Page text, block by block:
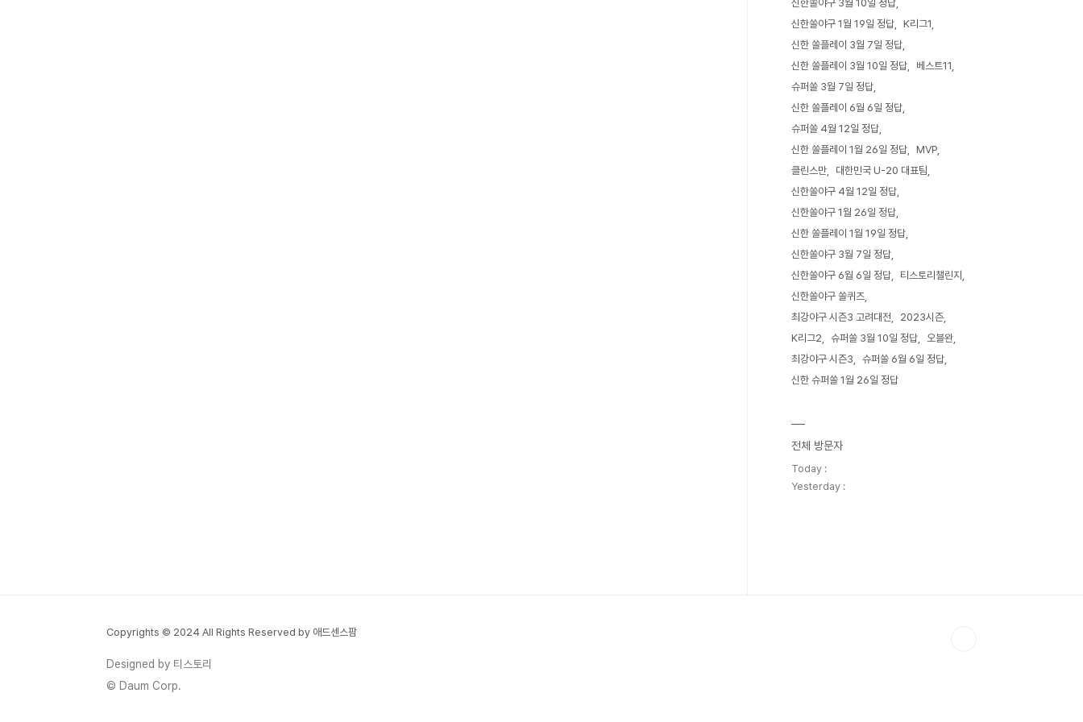
신한쏠야구 3월 10일 정답
신한쏠야구 1월 19일 정답
K리그1
신한 쏠플레이 3월 7일 정답
신한 쏠플레이 3월 10일 정답
베스트11
슈퍼쏠 3월 7일 정답
신한 쏠플레이 6월 6일 정답
슈퍼쏠 4월 12일 정답
신한 쏠플레이 1월 26일 정답
MVP
클린스만
대한민국 U-20 대표팀
신한쏠야구 4월 12일 정답
신한쏠야구 1월 26일 정답
신한 쏠플레이 1월 19일 정답
신한쏠야구 3월 7일 정답
신한쏠야구 6월 6일 정답
티스토리챌린지
신한쏠야구 쏠퀴즈
최강야구 시즌3 고려대전
2023시즌
K리그2
슈퍼쏠 3월 10일 정답
오블완
최강야구 시즌3
슈퍼쏠 6월 6일 정답
신한 슈퍼쏠 1월 26일 정답
전체 방문자
Today :
Yesterday :
Copyrights © 2024 All Rights Reserved by 애드센스팜
Designed by 티스토리
© Daum Corp.